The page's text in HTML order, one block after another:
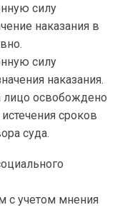
силу
наказания в
силу
наказания.
лицо освобождено
сроков
суда.
с учетом мнения